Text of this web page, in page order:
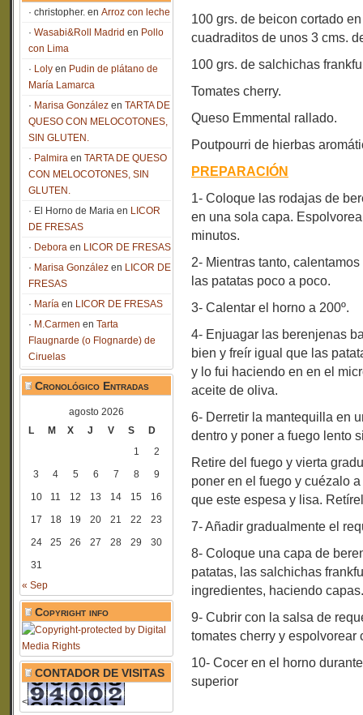
christopher. en Arroz con leche
Wasabi&Roll Madrid en Pollo
con Lima
Loly en Pudin de plátano de
María Lamarca
Marisa González en TARTA DE
QUESO CON MELOCOTONES,
SIN GLUTEN.
Palmira en TARTA DE QUESO
CON MELOCOTONES, SIN
GLUTEN.
El Horno de Maria en LICOR
DE FRESAS
Debora en LICOR DE FRESAS
Marisa González en LICOR DE
FRESAS
María en LICOR DE FRESAS
M.Carmen en Tarta
Flaugnarde (o Flognarde) de
Ciruelas
Cronológico Entradas
agosto 2026
L
M X J V S
D
1
2
3
4 5 6 7 8
9
10
11 12 13 14 15
16
17
18 19 20 21 22
23
24
25 26 27 28 29
30
31
« Sep
Copyright info
CONTADOR DE VISITAS
<
100 grs. de beicon cortado
cuadraditos de unos 3 cms.
100 grs. de salchichas
Tomates cherry.
Queso Emmental rallado.
Poutpourri de hierbas
PREPARACIÓN
1- Coloque las rodajas de
en una sola capa.
minutos.
2- Mientras tanto,
las patatas poco a poco.
3- Calentar el horno a 200º.
4- Enjuagar las berenjenas
bien y freír igual que las
y lo fui haciendo en en el
aceite de oliva.
6- Derretir la mantequilla en
dentro y poner a fuego lento
Retire del fuego y vierta
poner en el fuego y cuézalo
que este espesa y lisa.
7- Añadir gradualmente el
8- Coloque una capa de
patatas, las salchichas
ingredientes, haciendo capas.
9- Cubrir con la salsa de
tomates cherry y
10- Cocer en el horno
superior